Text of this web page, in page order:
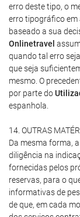
erro deste tipo, o
erro tipográfico em
baseado a sua
Onlinetravel
quando tal erro
que seja
mesmo. O
por parte do
espanhola.
14. OUTRAS
Da mesma forma, a
diligência na
fornecidas pelos
reservas, para o
informativas de
de que, em cada